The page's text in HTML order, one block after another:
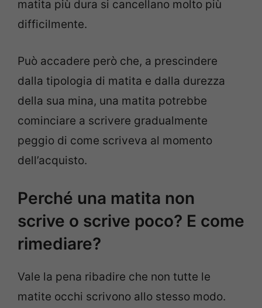
matita più dura si cancellano molto più
difficilmente.
Può accadere però che, a prescindere
dalla tipologia di matita e dalla durezza
della sua mina, una matita potrebbe
cominciare a scrivere gradualmente
peggio di come scriveva al momento
dell’acquisto.
Perché una matita non
scrive o scrive poco? E come
rimediare?
Vale la pena ribadire che non tutte le
matite occhi scrivono allo stesso modo.